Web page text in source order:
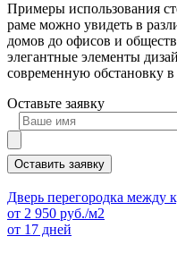
Примеры использования
раме можно увидеть в
домов до офисов и
элегантные элементы
современную обстановку
Оставьте заявку
Оставить заявку
Дверь перегородка между
от 2 950 руб./м2
от 17 дней